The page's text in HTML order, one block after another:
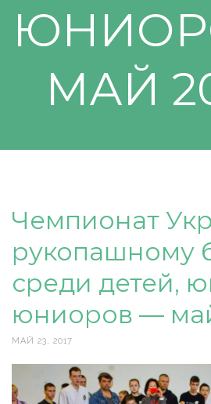
МАЙ
Чемпионат
рукопашному
среди детей,
юниоров —
МАЙ 23, 2017